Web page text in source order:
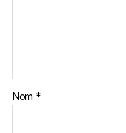
Nom *